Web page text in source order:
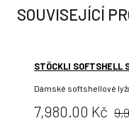
SOUVISEJÍCÍ
STÖCKLI SOFTSHELL
Dámské softshellové
Cena:
7,980.00 Kč